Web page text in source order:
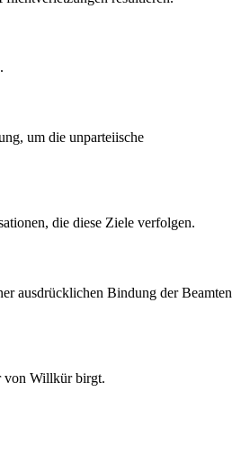
um die unparteiische
die diese Ziele verfolgen.
ausdrücklichen Bindung der Beamten
von Willkür birgt.